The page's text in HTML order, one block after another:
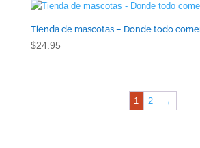
Tienda de mascotas – Donde todo
$24.95
1 2 →